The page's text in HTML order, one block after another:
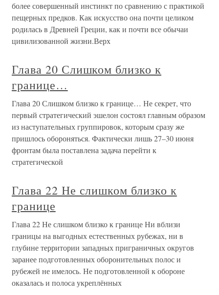
более совершенный инстинкт по сравнению с практикой
пещерных предков. Как искусство она почти целиком
родилась в Древней Греции, как и почти все обычаи
цивилизованной жизни.Верх
Глава 20 Слишком близко к
границе…
Глава 20 Слишком близко к границе… Не секрет, что
первый стратегический эшелон состоял главным образом
из наступательных группировок, которым сразу же
пришлось обороняться. Фактически лишь 27–30 июня
фронтам была поставлена задача перейти к
стратегической
Глава 22 Не слишком близко к
границе
Глава 22 Не слишком близко к границе Ни вблизи
границы на выгодных естественных рубежах, ни в
глубине территории западных приграничных округов
заранее подготовленных оборонительных полос и
рубежей не имелось. Не подготовленной к обороне
оказалась и полоса укреплённых